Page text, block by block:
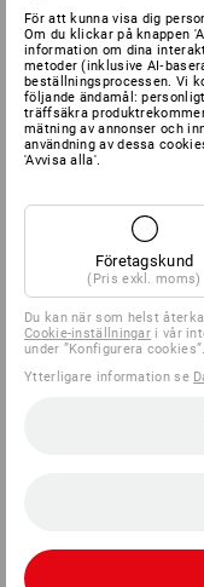
För att kunna visa dig
Om du klickar på knappen
information om dina
metoder (inklusive
beställningsprocessen. Vi
följande ändamål:
träffsäkra
mätning av annonser och
användning av dessa
'Avvisa alla'.
Företagskund
(Pris exkl. moms)
Du kan när som helst
Cookie-inställningar i vår
under ”Konfigurera cookies”.
Ytterligare information se